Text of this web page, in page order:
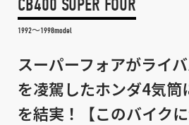
CB400 SUPER FOUR
1992～1998model
スーパーフォアがライ
を凌駕したホンダ4気筒
を結実！【このバイクに